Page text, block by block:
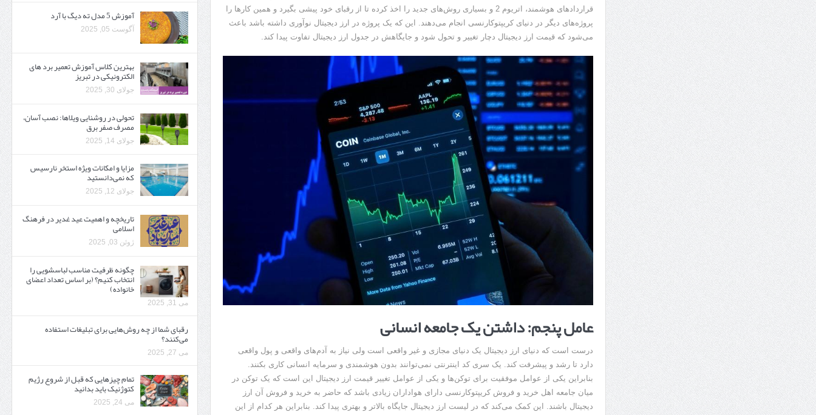
قرارداد‌های هوشمند، اتریوم 2 و بسیاری روش‌های جدید را اخذ کرده تا از رقبای خود پیشی بگیرد و همین کار‌ها را
پروژه‌های دیگر در دنیای کریپتوکارنسی انجام می‌دهند. این که یک پروژه در ارز دیجیتال نوآوری داشته باشد باعث
می‌شود که قیمت ارز دیجیتال دچار تغییر و تحول شود و جایگاهش در جدول ارز دیجیتال تفاوت پیدا کند.
عامل پنجم: داشتن یک جامعه انسانی
درست است که دنیای ارز دیجیتال یک دنیای مجازی و غیر واقعی است ولی نیاز به آدم‌های واقعی و پول واقعی
دارد تا رشد و پیشرفت کند. یک سری کد اینترنتی نمی‌توانند بدون هوشمندی و سرمایه انسانی کاری بکنند.
بنابراین یکی از عوامل موفقیت برای توکن‌ها و یکی از عوامل تغییر قیمت ارز دیجیتال این است که یک توکن در
میان جامعه اهل خرید و فروش کریپتوکارنسی دارای هواداران زیادی باشد که حاضر به خرید و فروش آن ارز
دیجیتال باشند. این کمک می‌کند که در لیست ارز دیجیتال جایگاه بالاتر و بهتری پیدا کند. بنابراین هر کدام از این
آموزش 5 مدل ته دیگ با آرد
آگوست 05, 2025
بهترین کلاس آموزش تعمیر برد های
الکترونیکی در تبریز
جولای 30, 2025
تحولی در روشنایی ویلاها: نصب آسان،
مصرف صفر برق
جولای 14, 2025
مزایا و امکانات ویژه استخر نارسیس
که نمی‌دانستید
جولای 12, 2025
تاریخچه و اهمیت عید غدیر در فرهنگ
اسلامی
ژوئن 03, 2025
چگونه ظرفیت مناسب لباسشویی را
انتخاب کنیم؟ (بر اساس تعداد اعضای
خانواده)
می 31, 2025
رقبای شما از چه روش‌هایی برای تبلیغات استفاده
می‌کنند؟
می 27, 2025
تمام چیزهایی که قبل از شروع رژیم
کتوژنیک باید بدانید‎
می 24, 2025